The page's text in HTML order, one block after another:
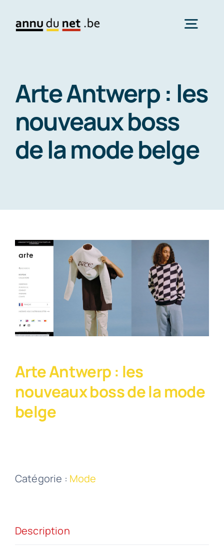
Arte Antwerp : les
nouveaux boss
de la mode belge
Arte Antwerp : les
nouveaux boss de la mode
belge
Catégorie : Mode
Description